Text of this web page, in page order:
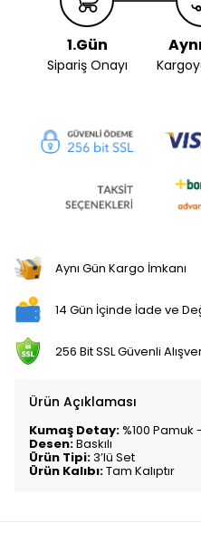
1.Gün
Sipariş Onayı
Aynı Gün Kargo İmkanı
14 Gün İçinde İade ve
256 Bit SSL Güvenli
Ürün Açıklaması
Kumaş Detay:%100 Pamuk
Desen:Baskılı
Ürün Tipi:3’lü Set
Ürün Kalıbı:Tam Kalıptır